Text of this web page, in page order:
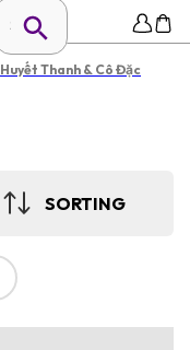
Huyết Thanh & Cô Đặc
SORTING